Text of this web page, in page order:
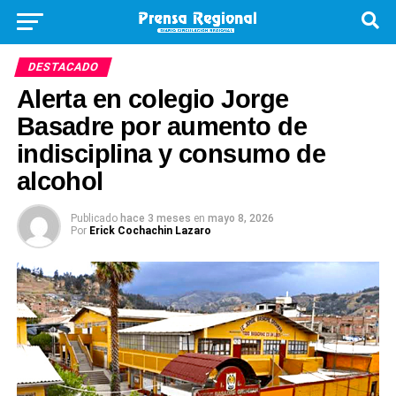
DESTACADO
Alerta en colegio Jorge
Basadre por aumento de
indisciplina y consumo de
alcohol
Publicado hace 3 meses en mayo 8, 2026
Por Erick Cochachin Lazaro